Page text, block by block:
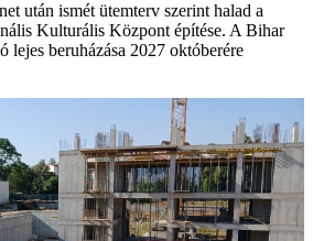
után ismét ütemterv szerint halad a
Kulturális Központ építése. A Bihar
lejes beruházása 2027 októberére